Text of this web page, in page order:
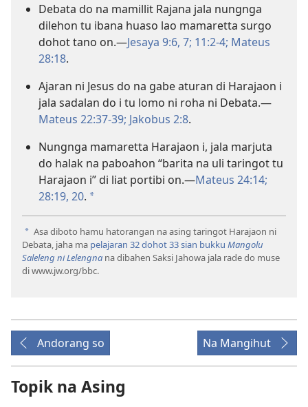
Debata do na mamillit Rajana jala nungnga
dilehon tu ibana huaso lao mamaretta surgo
dohot tano on.—Jesaya 9:6, 7; 11:2-4; Mateus
28:18.
Ajaran ni Jesus do na gabe aturan di Harajaon i
jala sadalan do i tu lomo ni roha ni Debata.—
Mateus 22:37-39; Jakobus 2:8.
Nungnga mamaretta Harajaon i, jala marjuta
do halak na paboahon “barita na uli taringot tu
Harajaon i” di liat portibi on.—Mateus 24:14;
28:19, 20. a
a Asa diboto hamu hatorangan na asing taringot Harajaon ni
Debata, jaha ma pelajaran 32 dohot33 sian bukku Mangolu
Saleleng ni Lelengna na dibahen Saksi Jahowa jala rade do muse
di www.jw.org/bbc.
Andorang so Na Mangihut
Topik na Asing